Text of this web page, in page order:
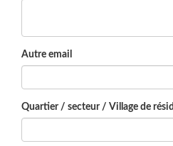
Autre email
Quartier / secteur / Village de